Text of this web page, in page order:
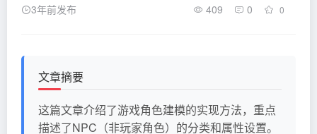
3年前发布 409 0 0
文章摘要
这篇文章介绍了游戏角色建模的实现方法，重点
描述了NPC（非玩家角色）的分类和属性设置。